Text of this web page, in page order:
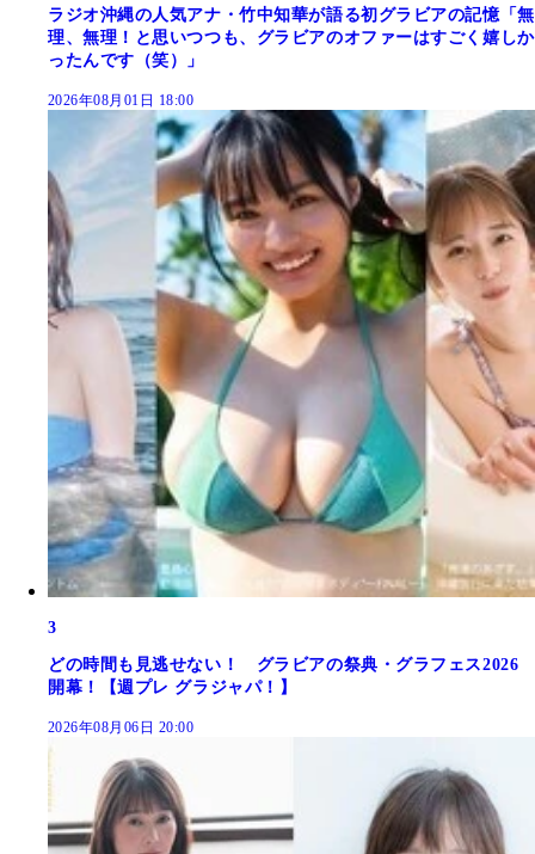
ラジオ沖縄の人気アナ・竹中知華が語る初グラビアの記憶「無
理、無理！と思いつつも、グラビアのオファーはすごく嬉しか
ったんです（笑）」
2026年08月01日 18:00
3
どの時間も見逃せない！ グラビアの祭典・グラフェス2026
開幕！【週プレ グラジャパ！】
2026年08月06日 20:00